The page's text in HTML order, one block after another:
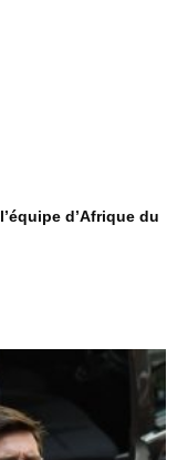
d’Afrique du